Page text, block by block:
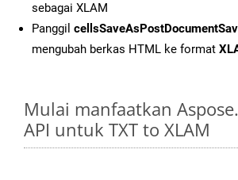
sebagai XLAM
Panggil
mengubah berkas HTML ke format
Mulai manfaatkan
API untuk TXT to XLAM